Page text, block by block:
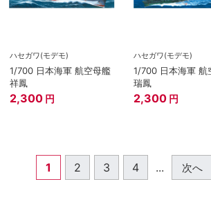
ハセガワ(モデモ)
1/700 日本海軍 航空母艦
祥鳳
2,300 円
ハセガワ(モデモ)
1/700 日本海軍 航
瑞鳳
2,300 円
1 2 3 4 ... 次へ